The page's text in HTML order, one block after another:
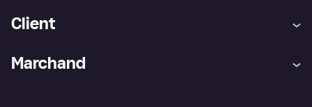
Client
Marchand